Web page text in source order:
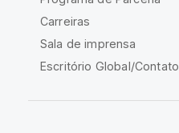
Carreiras
Sala de imprensa
Escritório Global/Contato